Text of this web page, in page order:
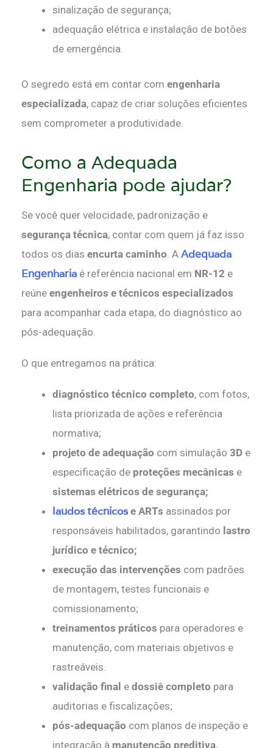
sinalização de segurança;
adequação elétrica e instalação de botões
de emergência.
O segredo está em contar com engenharia
especializada, capaz de criar soluções eficientes
sem comprometer a produtividade.
Como a Adequada
Engenharia pode ajudar?
Se você quer velocidade, padronização e
segurança técnica, contar com quem já faz isso
todos os dias encurta caminho . A Adequada
Engenharia é referência nacional em NR-12 e
reúne engenheiros e técnicos especializados
para acompanhar cada etapa, do diagnóstico ao
pós-adequação.
O que entregamos na prática:
diagnóstico técnico completo, com fotos,
lista priorizada de ações e referência
normativa;
projeto de adequação com simulação 3D e
especificação de proteções mecânicas e
sistemas elétricos de segurança;
laudos técnicose ARTs assinados por
responsáveis habilitados, garantindo lastro
jurídico e técnico;
execução das intervenções com padrões
de montagem, testes funcionais e
comissionamento;
treinamentos práticos para operadores e
manutenção, com materiais objetivos e
rastreáveis.
validação final e dossiê completo para
auditorias e fiscalizações;
pós-adequação com planos de inspeção e
integração à manutenção preditiva,